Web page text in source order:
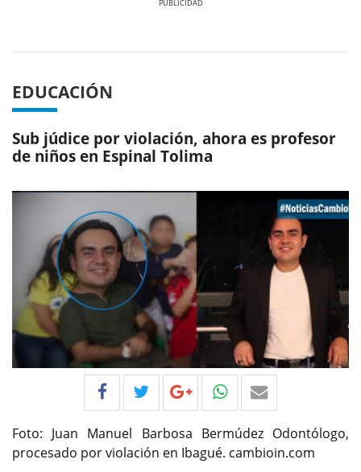
EDUCACIÓN
Sub júdice por violación, ahora es profesor
de niños en Espinal Tolima
Foto: Juan Manuel Barbosa Bermúdez Odontólogo,
procesado por violación en Ibagué. cambioin.com